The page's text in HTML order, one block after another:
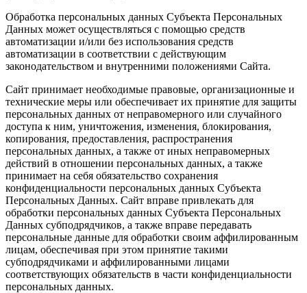
Обработка персональных данных Субъекта Персональных
Данных может осуществляться с помощью средств
автоматизации и/или без использования средств
автоматизации в соответствии с действующим
законодательством и внутренними положениями Сайта.
Сайт принимает необходимые правовые, организационные и
технические меры или обеспечивает их принятие для защиты
персональных данных от неправомерного или случайного
доступа к ним, уничтожения, изменения, блокирования,
копирования, предоставления, распространения
персональных данных, а также от иных неправомерных
действий в отношении персональных данных, а также
принимает на себя обязательство сохранения
конфиденциальности персональных данных Субъекта
Персональных Данных. Сайт вправе привлекать для
обработки персональных данных Субъекта Персональных
Данных субподрядчиков, а также вправе передавать
персональные данные для обработки своим аффилированным
лицам, обеспечивая при этом принятие такими
субподрядчиками и аффилированными лицами
соответствующих обязательств в части конфиденциальности
персональных данных.